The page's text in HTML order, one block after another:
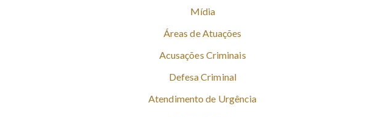
Mídia
Áreas de Atuações
Acusações Criminais
Defesa Criminal
Atendimento de Urgência